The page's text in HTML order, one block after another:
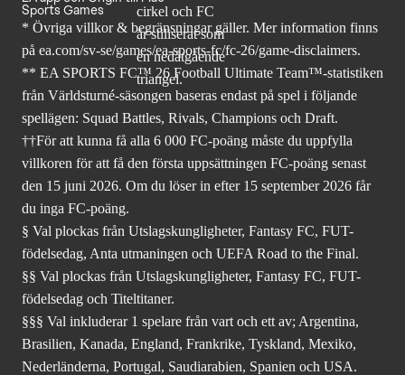
Sports Games
* Övriga villkor & begränsningar gäller. Merinformation finns
på ea.com/sv-se/games/ea-sports-fc/fc-26/game-disclaimers.
** EA SPORTS FC™ 26 Football Ultimate Team™-statistiken
från Världsturné-säsongen baseras endast på spel i följande
spellägen: Squad Battles, Rivals, Champions och Draft.
††För att kunna få alla 6 000 FC-poäng måste du uppfylla
villkoren för att få den första uppsättningen FC-poäng senast
den 15 juni 2026. Om du löser in efter 15 september 2026 får
du inga FC-poäng.
§ Val plockas från Utslagskungligheter, Fantasy FC, FUT-
födelsedag, Anta utmaningen och UEFA Road to the Final.
§§ Val plockas från Utslagskungligheter, Fantasy FC, FUT-
födelsedag och Titeltitaner.
§§§ Val inkluderar 1 spelare från vart och ett av; Argentina,
Brasilien, Kanada, England, Frankrike, Tyskland, Mexiko,
Nederländerna, Portugal, Saudiarabien, Spanien och USA.